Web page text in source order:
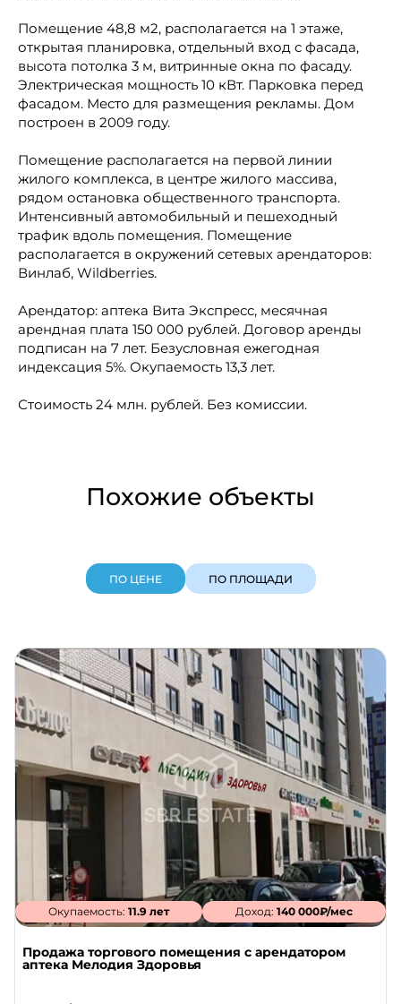
Помещение 48,8 м2, располагается на 1 этаже,
открытая планировка, отдельный вход с фасада,
высота потолка 3 м, витринные окна по фасаду.
Электрическая мощность 10 кВт. Парковка перед
фасадом. Место для размещения рекламы. Дом
построен в 2009 году.
Помещение располагается на первой линии
жилого комплекса, в центре жилого массива,
рядом остановка общественного транспорта.
Интенсивный автомобильный и пешеходный
трафик вдоль помещения. Помещение
располагается в окружений сетевых арендаторов:
Винлаб, Wildberries.
Арендатор: аптека Вита Экспресс, месячная
арендная плата 150 000 рублей. Договор аренды
подписан на 7 лет. Безусловная ежегодная
индексация 5%. Окупаемость 13,3 лет.
Стоимость 24 млн. рублей. Без комиссии.
Похожие объекты
ПО ЦЕНЕ ПО ПЛОЩАДИ
Окупаемость: 11.9 лет Доход:140 000₽/мес
Продажа торгового помещения с арендатором
аптека Мелодия Здоровья